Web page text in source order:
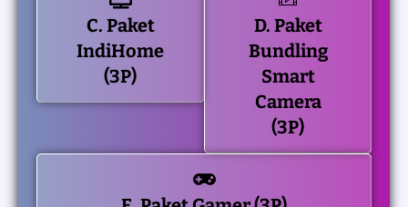
C. Paket
IndiHome
(3P)
D. Paket
Bundling
Smart
Camera
(3P)